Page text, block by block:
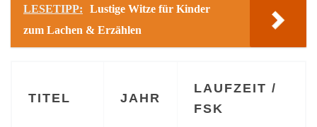
LESETIPP:
Lustige Witze für Kinder
zum Lachen & Erzählen
TITEL JAHR
LAUFZEIT /
FSK